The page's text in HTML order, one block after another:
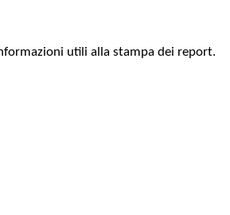
utili alla stampa dei report.